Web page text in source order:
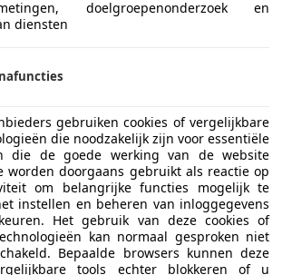
doelgroepenonderzoek en
diensten
gebruiken cookies of vergelijkbare
die noodzakelijk zijn voor essentiële
die de goede werking van de website
worden doorgaans gebruikt als reactie op
om belangrijke functies mogelijk te
instellen en beheren van inloggegevens
Het gebruik van deze cookies of
kan normaal gesproken niet
Bepaalde browsers kunnen deze
tools echter blokkeren of u